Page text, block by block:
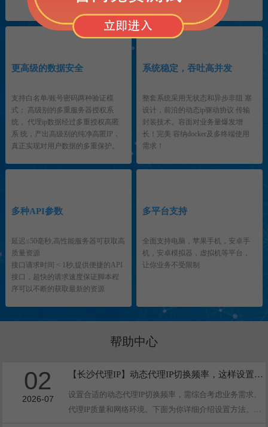
更高级的数据安全
支持白名单/账号密码两种验证模
式； 高级别的多重服务器授权系
统， 代理ip数据经过多重授权高匿
系 统，产出高级别的纯净高匿IP，
真正实现对用户数据的多重保护。
系统稳定，吞吐高并发
整套系统采用无状态和异步非阻 塞
设计，前沿的动态ip驱动协议 传输
封装技术。容面对业务量爆发增
长！完美 容纳docker及多终端使用
需求！
多种API参数
延迟≤50毫秒,高性能服务器可获取高
质量资源
接口请求时间 < 1秒,提供便捷的API
接口，超快的请求速度保证脚本程
序可以不断的获取最新的资源
多平台支持
全面支持电脑，苹果手机，安卓手
机，安卓模拟器，虚拟机等平台，
让你业务不受限制
帮助中心
02
2026-07
【长沙代理IP】动态代理IP切换频率，这样设置最合适
设置合适的动态代理IP切换频率，需综合考虑业务需求、
代理IP质量和网络环境。下面为你详细介绍设置方法。